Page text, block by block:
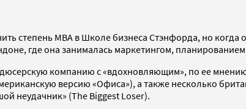
степень MBA в Школе бизнеса Стэнфорда, но когда
где она занималась маркетингом,
компанию с «вдохновляющим», по ее
версию «Офиса»), а также несколько
неудачник» (The Biggest Loser).